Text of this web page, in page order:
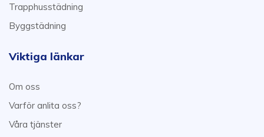
Trapphusstädning
Byggstädning
Viktiga länkar
Om oss
Varför anlita oss?
Våra tjänster